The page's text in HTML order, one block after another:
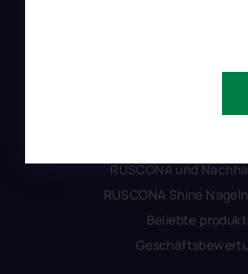
INFORMATIONEN
Kontakt
Alles zum Verbot
RUSCONA und
RUSCONA Shine
Beliebte